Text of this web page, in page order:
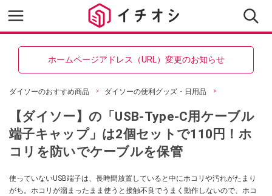
ホームページアドレス（URL）変更のお知らせ
ダイソーのおすすめ商品 ダイソーの便利グッズ・日用品
【ダイソー】の「USB-Type-C用ケーブル
端子キャップ」は2個セットで110円！ホ
コリを防いでケーブルを保管
使っていないUSB端子は、長時間放置していると中にホコリや汚れがたまり
がち。ホコリが溜まったまま使うと接触不良でうまく動作しないので、ホコ